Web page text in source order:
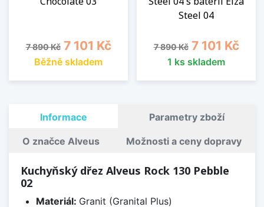
Běžná cena
7 890 Kč Cena
7 101 Kč
Běžně skladem
Steel 04
Běžná cena
7 890 Kč Cena
7 101 Kč
1 ks skladem
Informace Parametry zboží
O značce Alveus Možnosti a ceny dopravy
Kuchyňský dřez Alveus Rock 130 Pebble
02
Materiál: Granit (Granital Plus)